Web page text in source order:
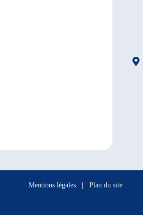
Mentions légales Plan du site